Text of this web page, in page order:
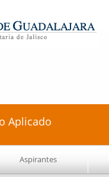
Aplicado
Aspirantes